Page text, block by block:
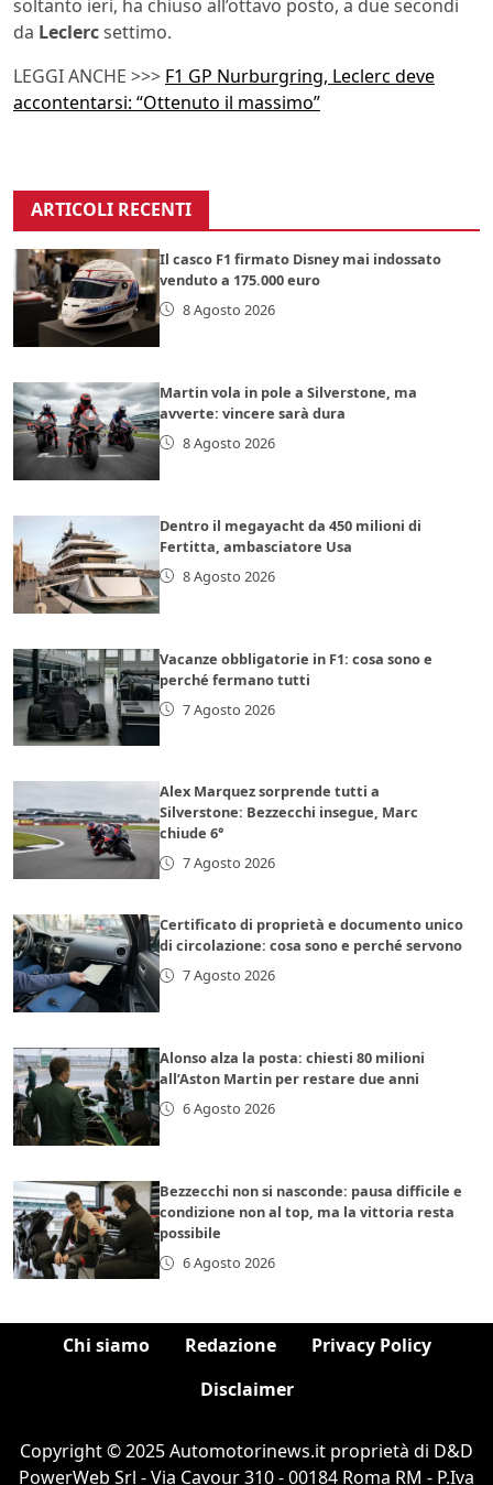
soltanto ieri, ha chiuso all’ottavo posto, a due secondi
da Leclercsettimo.
LEGGI ANCHE >>> F1 GP Nurburgring, Leclerc deve
accontentarsi: “Ottenuto il massimo”
ARTICOLI RECENTI
Il casco F1 firmato Disney mai indossato
venduto a 175.000 euro
8 Agosto 2026
Martin vola in pole a Silverstone, ma
avverte: vincere sarà dura
8 Agosto 2026
Dentro il megayacht da 450 milioni di
Fertitta, ambasciatore Usa
8 Agosto 2026
Vacanze obbligatorie in F1: cosa sono e
perché fermano tutti
7 Agosto 2026
Alex Marquez sorprende tutti a
Silverstone: Bezzecchi insegue, Marc
chiude 6°
7 Agosto 2026
Certificato di proprietà e documento unico
di circolazione: cosa sono e perché servono
7 Agosto 2026
Alonso alza la posta: chiesti 80 milioni
all’Aston Martin per restare due anni
6 Agosto 2026
Bezzecchi non si nasconde: pausa difficile e
condizione non al top, ma la vittoria resta
possibile
6 Agosto 2026
Chi siamo Redazione
Privacy Policy
Disclaimer
Copyright © 2025 Automotorinews.it proprietà di D&D
PowerWeb Srl - Via Cavour 310 - 00184 Roma RM - P.Iva